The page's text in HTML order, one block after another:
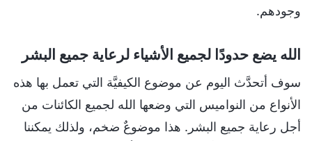
وجودهم.
الله يضع حدودًا لجميع الأشياء لرعاية جميع البشر
سوف أتحدَّث اليوم عن موضوع الكيفيَّة التي تعمل بها هذه
الأنواع من النواميس التي وضعها الله لجميع الكائنات من
أجل رعاية جميع البشر. هذا موضوعٌ ضخم، ولذلك يمكننا